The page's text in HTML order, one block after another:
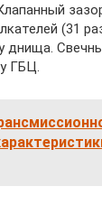
(31
днища.
ГБЦ.